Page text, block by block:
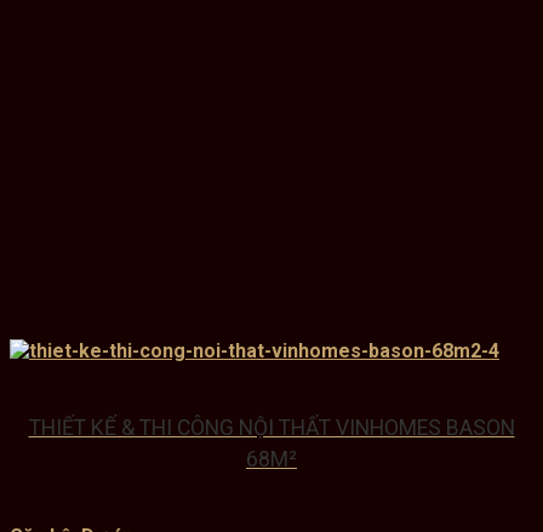
THIẾT KẾ & THI CÔNG NỘI THẤT VINHOMES BASON
68M²